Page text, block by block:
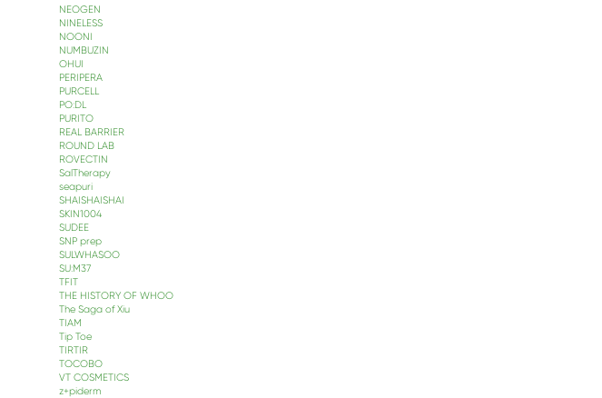
NEOGEN
NINELESS
NOONI
NUMBUZIN
OHUI
PERIPERA
PURCELL
PO:DL
PURITO
REAL BARRIER
ROUND LAB
ROVECTIN
SalTherapy
seapuri
SHAISHAISHAI
SKIN1004
SUDEE
SNP prep
SULWHASOO
SU:M37
TFIT
THE HISTORY OF WHOO
The Saga of Xiu
TIAM
Tip Toe
TIRTIR
TOCOBO
VT COSMETICS
z+piderm